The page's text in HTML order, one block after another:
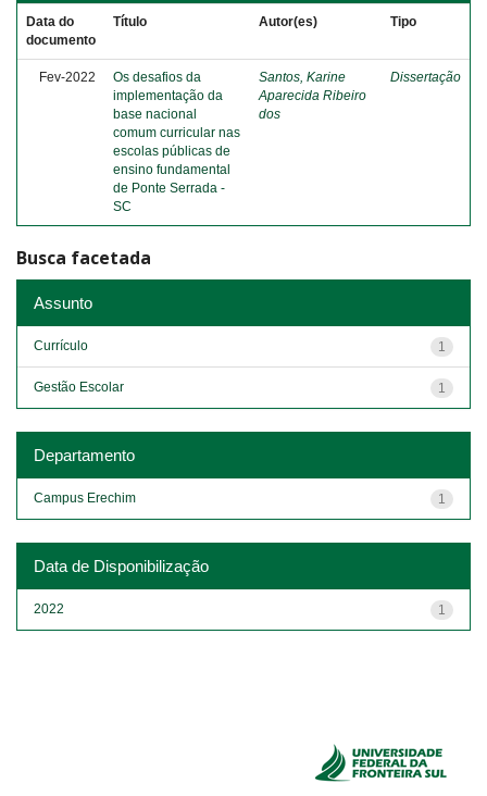
Data do
documento
Título Autor(es) Tipo
Fev-2022
Os desafios da
implementação da
base nacional
comum curricular nas
escolas públicas de
ensino fundamental
de Ponte Serrada -
SC
Santos, Karine
Aparecida Ribeiro
dos
Dissertação
Busca facetada
Assunto
1
Currículo
1
Gestão Escolar
Departamento
1
Campus Erechim
Data de Disponibilização
1
2022